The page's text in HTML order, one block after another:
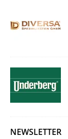
NEWSLETTER